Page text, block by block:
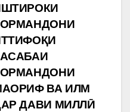
ВА ИЛМ
ДАВИ МИЛЛӢ